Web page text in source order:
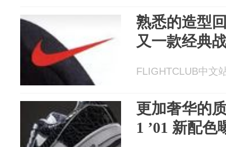
熟悉的造型
又一款经典
FLIGHTCLUB中文
更加奢华的
1 ’01 新配色